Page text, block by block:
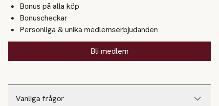
Vanliga frågor
Bonus på alla köp
Bonuscheckar
Personliga & unika medlemserbjudanden
Bli medlem